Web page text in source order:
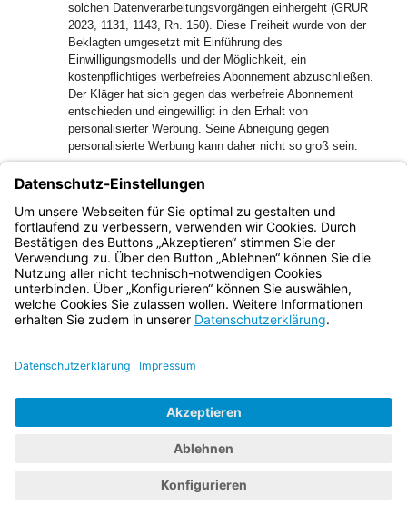
solchen Datenverarbeitungsvorgängen einhergeht (GRUR
2023, 1131, 1143, Rn. 150). Diese Freiheit wurde von der
Beklagten umgesetzt mit Einführung des
Einwilligungsmodells und der Möglichkeit, ein
kostenpflichtiges werbefreies Abonnement abzuschließen.
Der Kläger hat sich gegen das werbefreie Abonnement
entschieden und eingewilligt in den Erhalt von
personalisierter Werbung. Seine Abneigung gegen
personalisierte Werbung kann daher nicht so groß sein.
Abs. 1, 253 Abs. 2 BGB; es fehlt an dem dafür
erforderlichen Schaden.
61
III. Der Klageantrag zu 3. ist unzulässig und unbegründet.
62
1. Der Klageantrag zu 3. ist bereits unzulässig, da ihm das
Rechtsschutzbedürfnis fehlt. Das Rechtschutzbedürfnis ist
gegeben, wenn der Rechtssuchende ein berechtigtes
Interesse daran hat, gerichtliche Hilfe in Anspruch zu
nehmen, also sein Ziel nicht auf einem einfacheren,
63
Der Antrag zielt auf Löschung seiner bei der Beklagten
Antrag verfolgte Ziel kann ohne Weiteres ohne Bemühung
der Gerichte durch eine Löschung des klägerischen
Benutzerkontos bei der Beklagten erreicht werden, sodass
2. Der Klageantrag zu 3. ist im Übrigen auch unbegründet.